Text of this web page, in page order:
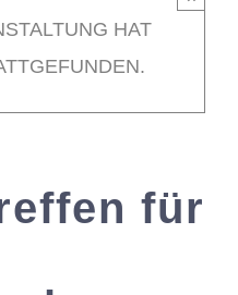
Mitglieder /
HAT
für